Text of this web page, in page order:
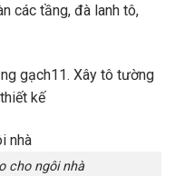
các tầng, đà lanh tô,
gạch11. Xây tô tường
kế
cho ngôi nhà